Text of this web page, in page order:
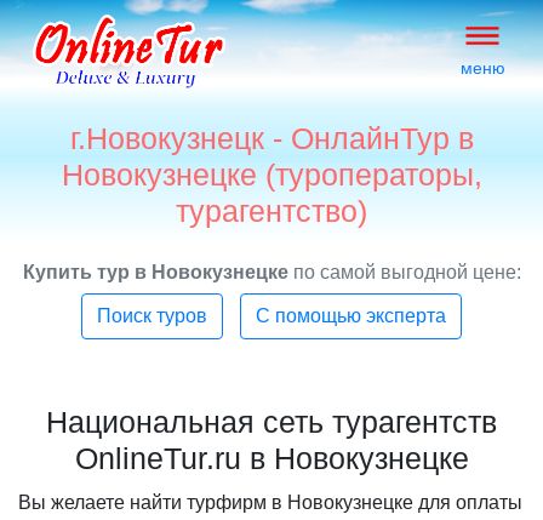
меню
г.Новокузнецк - ОнлайнТур в
Новокузнецке (туроператоры,
турагентство)
Купить тур в Новокузнецкепо самой выгодной цене:
Поиск туров С помощью эксперта
Национальная сеть турагентств
OnlineTur.ru в Новокузнецке
Вы желаете найти турфирм в Новокузнецке для оплаты